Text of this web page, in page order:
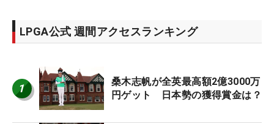
LPGA公式 週間アクセスランキング
1
桑木志帆が全英最高額2億3000万
円ゲット 日本勢の獲得賞金は？